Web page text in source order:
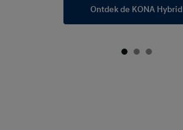
Ontdek de KONA Hybrid